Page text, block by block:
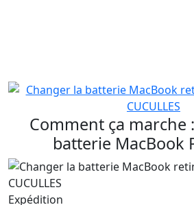
Comment ça marche
batterie MacBook
Expédition